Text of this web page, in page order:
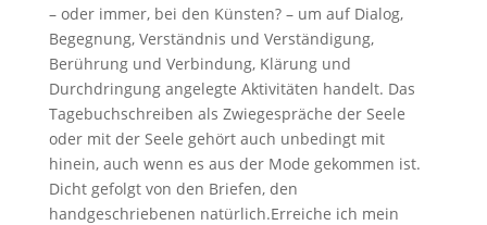
– oder immer, bei den Künsten? – um auf Dialog,
Begegnung, Verständnis und Verständigung,
Berührung und Verbindung, Klärung und
Durchdringung angelegte Aktivitäten handelt. Das
Tagebuchschreiben als Zwiegespräche der Seele
oder mit der Seele gehört auch unbedingt mit
hinein, auch wenn es aus der Mode gekommen ist.
Dicht gefolgt von den Briefen, den
handgeschriebenen natürlich.Erreiche ich mein